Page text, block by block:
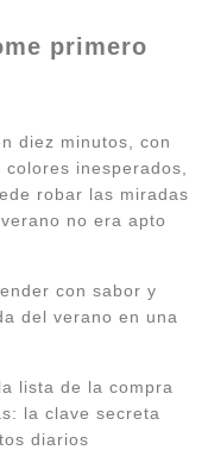
primero
diez minutos, con
inesperados,
robar las miradas
no era apto
con sabor y
del verano en una
lista de la compra
la clave secreta
diarios